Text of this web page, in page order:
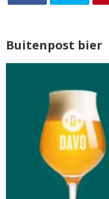
Buitenpost bier